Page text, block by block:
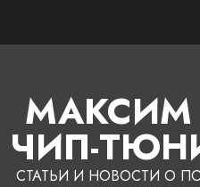
ЧИП-
СТАТЬИ И НОВОСТИ О